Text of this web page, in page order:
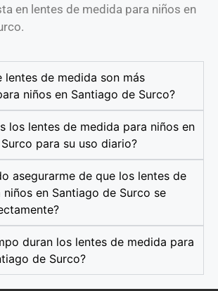
en lentes de medida para niños en
lentes de medida son más
niños en Santiago de Surco?
los lentes de medida para niños en
para su uso diario?
asegurarme de que los lentes de
niños en Santiago de Surco se
duran los lentes de medida para
de Surco?